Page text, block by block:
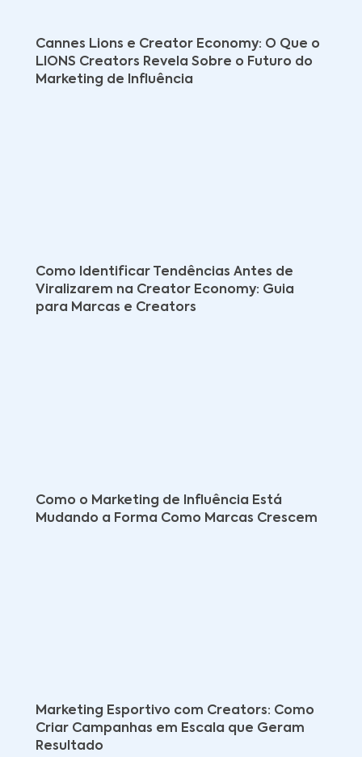
Cannes Lions e Creator Economy: O Que o
LIONS Creators Revela Sobre o Futuro do
Marketing de Influência
Como Identificar Tendências Antes de
Viralizarem na Creator Economy: Guia
para Marcas e Creators
Como o Marketing de Influência Está
Mudando a Forma Como Marcas Crescem
Marketing Esportivo com Creators: Como
Criar Campanhas em Escala que Geram
Resultado